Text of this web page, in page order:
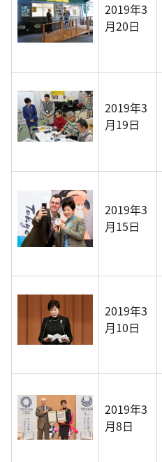
2019年3
月20日
2019年3
月19日
2019年3
月15日
2019年3
月10日
2019年3
月8日